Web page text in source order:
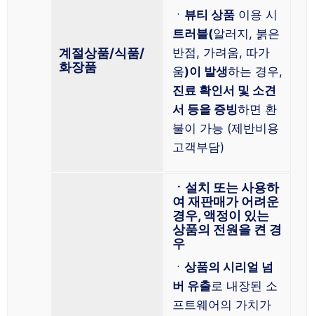
계절상품/식품/
화장품
ㆍ 뷰티 상품 이용 시
트러블(알러지, 붉은
반점, 가려움, 따가
움)이 발생하는 경우,
진료 확인서 및 소견
서 등을 증빙하면 환
불이 가능 (제반비용
고객부담)
ㆍ설치 또는 사용하
여 재판매가 어려운
경우, 액정이 있는
상품의 전원을 켠 경
우
ㆍ 상품의 시리얼 넘
버 유출로 내장된 소
프트웨어의 가치가